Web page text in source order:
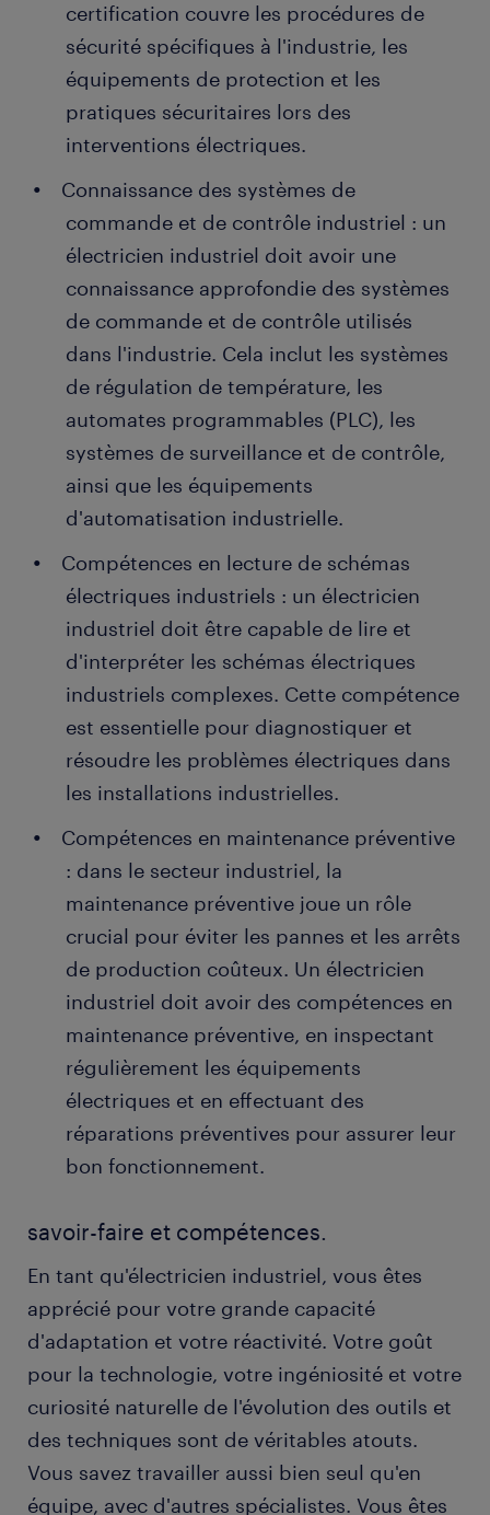
certification couvre les procédures de
sécurité spécifiques à l'industrie, les
équipements de protection et les
pratiques sécuritaires lors des
interventions électriques.
Connaissance des systèmes de
commande et de contrôle industriel : un
électricien industriel doit avoir une
connaissance approfondie des systèmes
de commande et de contrôle utilisés
dans l'industrie. Cela inclut les systèmes
de régulation de température, les
automates programmables (PLC), les
systèmes de surveillance et de contrôle,
ainsi que les équipements
d'automatisation industrielle.
Compétences en lecture de schémas
électriques industriels : un électricien
industriel doit être capable de lire et
d'interpréter les schémas électriques
industriels complexes. Cette compétence
est essentielle pour diagnostiquer et
résoudre les problèmes électriques dans
les installations industrielles.
Compétences en maintenance préventive
: dans le secteur industriel, la
maintenance préventive joue un rôle
crucial pour éviter les pannes et les arrêts
de production coûteux. Un électricien
industriel doit avoir des compétences en
maintenance préventive, en inspectant
régulièrement les équipements
électriques et en effectuant des
réparations préventives pour assurer leur
bon fonctionnement.
savoir-faire et compétences.
En tant qu'électricien industriel, vous êtes
apprécié pour votre grande capacité
d'adaptation et votre réactivité. Votre goût
pour la technologie, votre ingéniosité et votre
curiosité naturelle de l'évolution des outils et
des techniques sont de véritables atouts.
Vous savez travailler aussi bien seul qu'en
équipe, avec d'autres spécialistes. Vous êtes